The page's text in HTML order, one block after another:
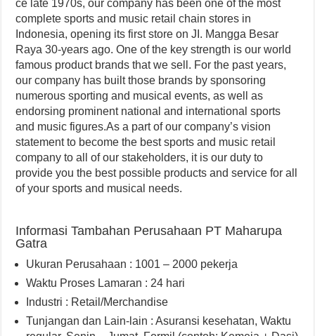
ce late 1970s, our company has been one of the most
complete sports and music retail chain stores in
Indonesia, opening its first store on JI. Mangga Besar
Raya 30-years ago. One of the key strength is our world
famous product brands that we sell. For the past years,
our company has built those brands by sponsoring
numerous sporting and musical events, as well as
endorsing prominent national and international sports
and music figures.As a part of our company’s vision
statement to become the best sports and music retail
company to all of our stakeholders, it is our duty to
provide you the best possible products and service for all
of your sports and musical needs.
Informasi Tambahan Perusahaan PT Maharupa
Gatra
Ukuran Perusahaan : 1001 – 2000 pekerja
Waktu Proses Lamaran : 24 hari
Industri : Retail/Merchandise
Tunjangan dan Lain-lain : Asuransi kesehatan,Waktu